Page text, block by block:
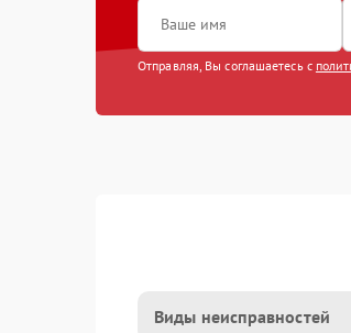
Отправляя, Вы соглашаетесь с
Виды неисправностей